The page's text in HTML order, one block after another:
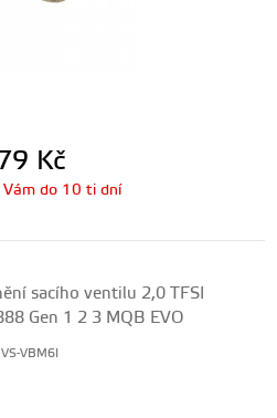
Kč
Vám do 10 ti dní
sacího ventilu 2,0 TFSI
Gen 1 2 3 MQB EVO
VS-VBM6I